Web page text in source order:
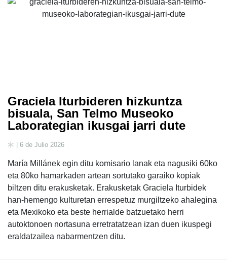
Graciela Iturbideren hizkuntza
bisuala, San Telmo Museoko
Laborategian ikusgai jarri dute
| 6 de Julio 2026
María Millánek egin ditu komisario lanak eta nagusiki 60ko
eta 80ko hamarkaden artean sortutako garaiko kopiak
biltzen ditu erakusketak. Erakusketak Graciela Iturbidek
han-hemengo kulturetan errespetuz murgiltzeko ahalegina
eta Mexikoko eta beste herrialde batzuetako herri
autoktonoen nortasuna erretratatzean izan duen ikuspegi
eraldatzailea nabarmentzen ditu.